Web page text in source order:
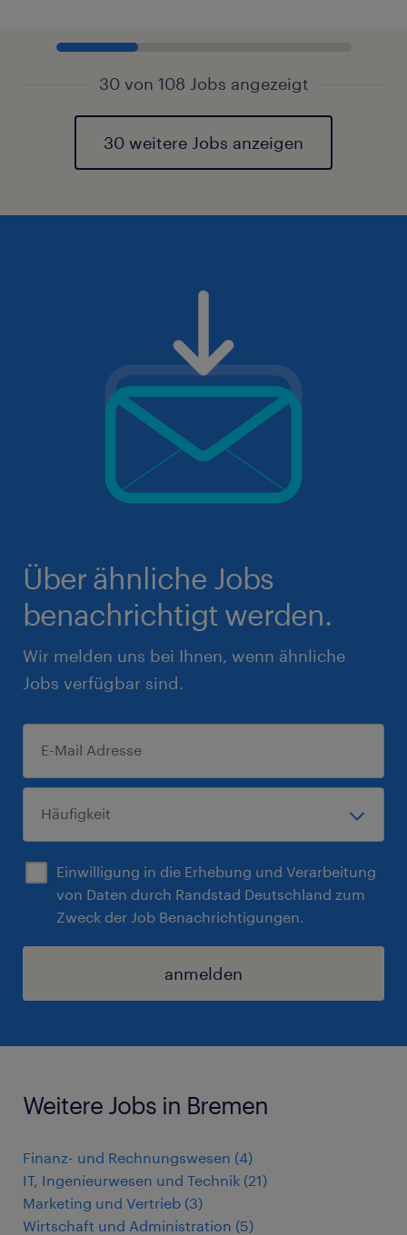
30 von 108 Jobs angezeigt
30 weitere Jobs anzeigen
Über ähnliche Jobs
benachrichtigt werden.
Wir melden uns bei Ihnen, wenn ähnliche
Jobs verfügbar sind.
Einwilligung in die Erhebung und Verarbeitung
von Daten durch Randstad Deutschland zum
Zweck der Job Benachrichtigungen.
anmelden
Weitere Jobs in Bremen
Finanz- und Rechnungswesen (4)
IT, Ingenieurwesen und Technik (21)
Marketing und Vertrieb (3)
Wirtschaft und Administration (5)